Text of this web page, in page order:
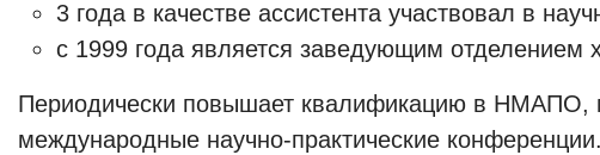
3 года в качестве ассистента участвовал в
с 1999 года является заведующим
Периодически повышает квалификацию в НМАПО,
международные научно-практические конференции.